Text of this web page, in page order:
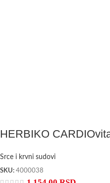
HERBIKO
Srce i krvni sudovi
SKU: 4000038